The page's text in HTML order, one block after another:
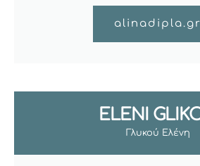
alinadipla.gr
ELENI
Γλυκού Ελένη